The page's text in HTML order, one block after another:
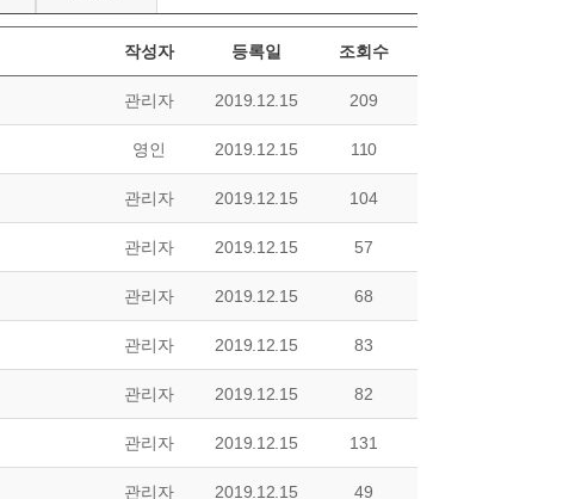
작성자 등록일 조회수
관리자 2019.12.15 209
영인 2019.12.15 110
관리자 2019.12.15 104
관리자 2019.12.15 57
관리자 2019.12.15 68
관리자 2019.12.15 83
관리자 2019.12.15 82
관리자 2019.12.15 131
관리자 2019.12.15 49